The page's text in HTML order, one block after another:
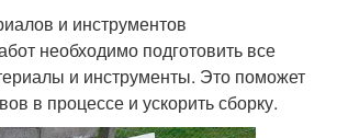
и инструментов
необходимо подготовить все
и инструменты. Это поможет
в процессе и ускорить сборку.